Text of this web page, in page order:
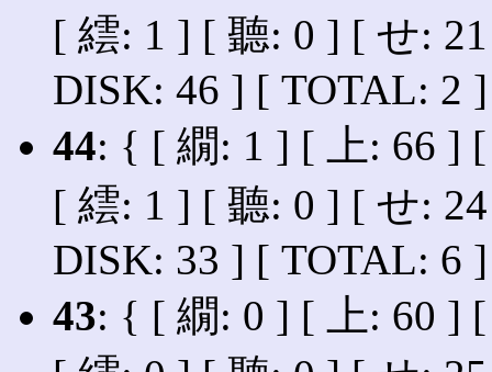
[ 繧: 1 ] [ 聽: 0 ] [ せ:
DISK: 46 ] [ TOTAL: 2 ]
44: { [ 繝: 1 ] [ 上: 66 ]
[ 繧: 1 ] [ 聽: 0 ] [ せ:
DISK: 33 ] [ TOTAL: 6 ]
43: { [ 繝: 0 ] [ 上: 60 ]